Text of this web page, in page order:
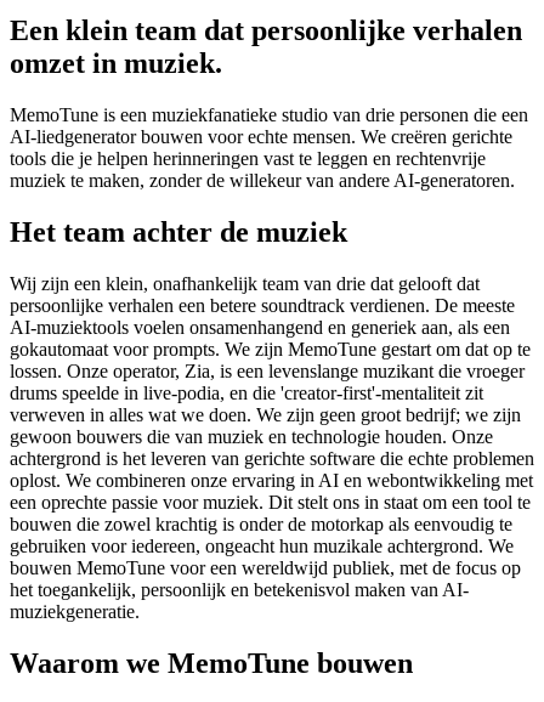
Een klein team dat persoonlijke verhalen
omzet in muziek.
MemoTune is een muziekfanatieke studio van drie personen die een
AI-liedgenerator bouwen voor echte mensen. We creëren gerichte
tools die je helpen herinneringen vast te leggen en rechtenvrije
muziek te maken, zonder de willekeur van andere AI-generatoren.
Het team achter de muziek
Wij zijn een klein, onafhankelijk team van drie dat gelooft dat
persoonlijke verhalen een betere soundtrack verdienen. De meeste
AI-muziektools voelen onsamenhangend en generiek aan, als een
gokautomaat voor prompts. We zijn MemoTune gestart om dat op te
lossen. Onze operator, Zia, is een levenslange muzikant die vroeger
drums speelde in live-podia, en die 'creator-first'-mentaliteit zit
verweven in alles wat we doen. We zijn geen groot bedrijf; we zijn
gewoon bouwers die van muziek en technologie houden. Onze
achtergrond is het leveren van gerichte software die echte problemen
oplost. We combineren onze ervaring in AI en webontwikkeling met
een oprechte passie voor muziek. Dit stelt ons in staat om een tool te
bouwen die zowel krachtig is onder de motorkap als eenvoudig te
gebruiken voor iedereen, ongeacht hun muzikale achtergrond. We
bouwen MemoTune voor een wereldwijd publiek, met de focus op
het toegankelijk, persoonlijk en betekenisvol maken van AI-
muziekgeneratie.
Waarom we MemoTune bouwen